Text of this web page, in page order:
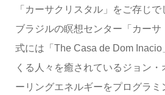
「カーサクリスタル」をご存じで
ブラジルの瞑想センター「カーサ
式には「The Casa de Dom Inacio
くる人々を癒されているジョン・
ーリングエネルギーをプログラミ